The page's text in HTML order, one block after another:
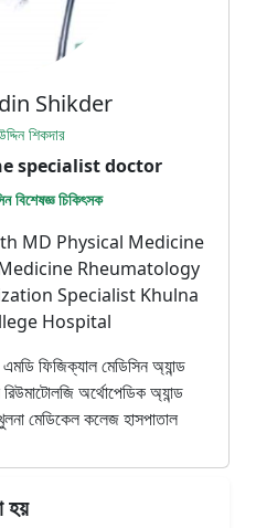
Shikder
শিকদার
specialist doctor
বিশেষজ্ঞ চিকিৎসক
MD Physical Medicine
Rheumatology
Specialist Khulna
Hospital
ফিজিক্যাল মেডিসিন অ্যান্ড
রিউমাটোলজি অর্থোপেডিক অ্যান্ড
মেডিকেল কলেজ হাসপাতাল
হয়